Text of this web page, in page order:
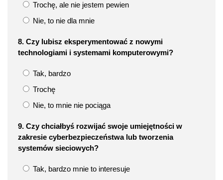
Trochę, ale nie jestem pewien
Nie, to nie dla mnie
8. Czy lubisz eksperymentować z nowymi
technologiami i systemami komputerowymi?
Tak, bardzo
Trochę
Nie, to mnie nie pociąga
9. Czy chciałbyś rozwijać swoje umiejętności w
zakresie cyberbezpieczeństwa lub tworzenia
systemów sieciowych?
Tak, bardzo mnie to interesuje